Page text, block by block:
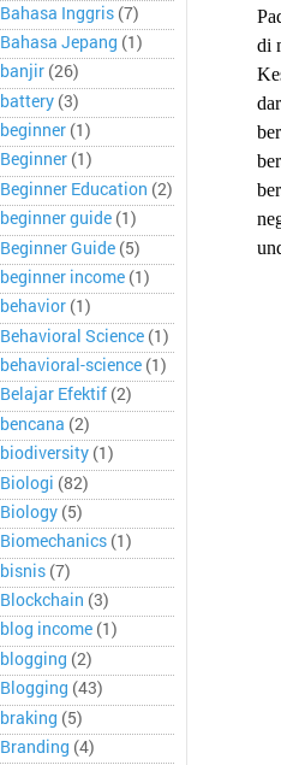
Bahasa Inggris (7)
Bahasa Jepang (1)
banjir (26)
battery (3)
beginner (1)
Beginner (1)
Beginner Education (2)
beginner guide (1)
Beginner Guide (5)
beginner income (1)
behavior (1)
Behavioral Science (1)
behavioral-science (1)
Belajar Efektif (2)
bencana (2)
biodiversity (1)
Biologi (82)
Biology (5)
Biomechanics (1)
bisnis (7)
Blockchain (3)
blog income (1)
blogging (2)
Blogging (43)
braking (5)
Branding (4)
di